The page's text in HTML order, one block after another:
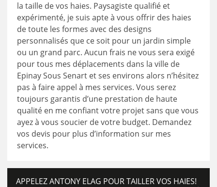
la taille de vos haies. Paysagiste qualifié et
expérimenté, je suis apte à vous offrir des haies
de toute les formes avec des designs
personnalisés que ce soit pour un jardin simple
ou un grand parc. Aucun frais ne vous sera exigé
pour tous mes déplacements dans la ville de
Epinay Sous Senart et ses environs alors n’hésitez
pas à faire appel à mes services. Vous serez
toujours garantis d’une prestation de haute
qualité en me confiant votre projet sans que vous
ayez à vous soucier de votre budget. Demandez
vos devis pour plus d’information sur mes
services.
APPELEZ ANTONY ELAG POUR TAILLER VOS HAIES!